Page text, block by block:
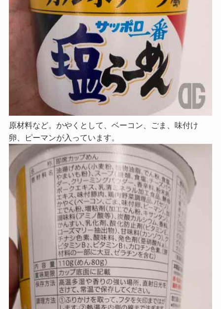
原材料など。かやくとして、ベーコン、ごま、味付け
卵、ピーマンが入っています。